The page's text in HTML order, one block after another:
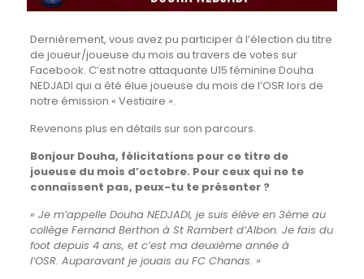
Dernièrement, vous avez pu participer à l’élection du titre
de joueur/joueuse du mois au travers de votes sur
Facebook. C’est notre attaquante U15 féminine Douha
NEDJADI qui a été élue joueuse du mois de l’OSR lors de
notre émission « Vestiaire ».
Revenons plus en détails sur son parcours.
Bonjour Douha, félicitations pour ce titre de
joueuse du mois d’octobre. Pour ceux qui ne te
connaissent pas, peux-tu te présenter ?
« Je m’appelle Douha NEDJADI, je suis élève en 3ème au
collège Fernand Berthon à St Rambert d’Albon. Je fais du
foot depuis 4 ans, et c’est ma deuxième année à
l’OSR. Auparavant je jouais au FC Chanas. »